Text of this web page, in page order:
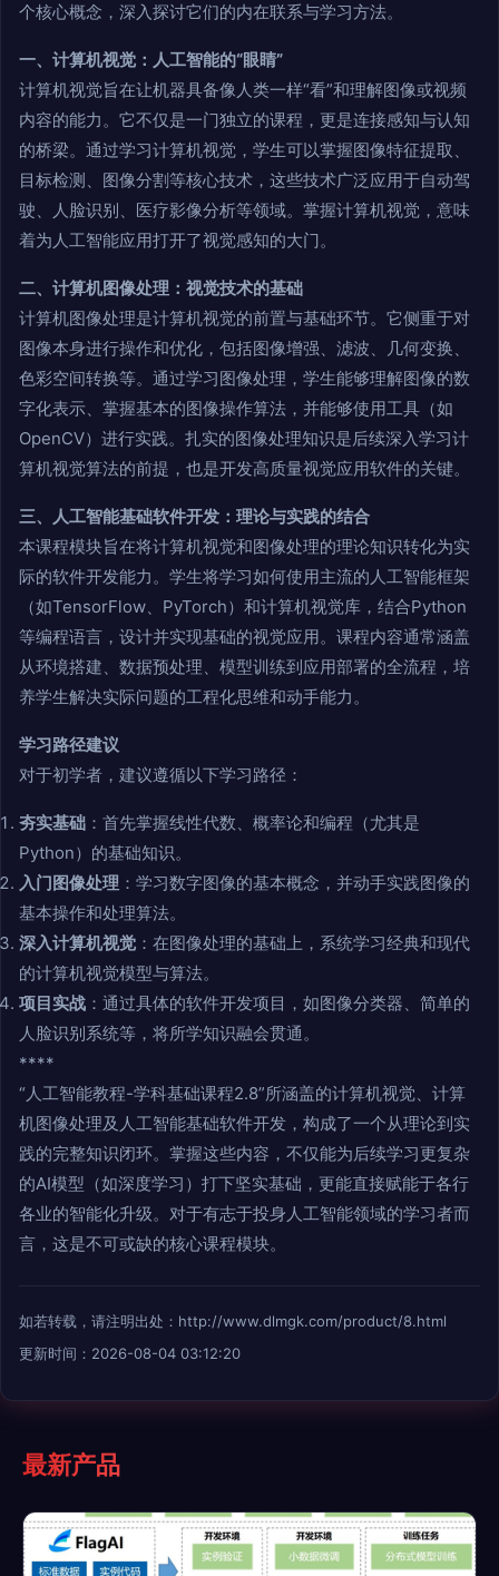
个核心概念，深入探讨它们的内在联系与学习方法。
一、计算机视觉：人工智能的“眼睛”
计算机视觉旨在让机器具备像人类一样“看”和理解图像或视频
内容的能力。它不仅是一门独立的课程，更是连接感知与认知
的桥梁。通过学习计算机视觉，学生可以掌握图像特征提取、
目标检测、图像分割等核心技术，这些技术广泛应用于自动驾
驶、人脸识别、医疗影像分析等领域。掌握计算机视觉，意味
着为人工智能应用打开了视觉感知的大门。
二、计算机图像处理：视觉技术的基础
计算机图像处理是计算机视觉的前置与基础环节。它侧重于对
图像本身进行操作和优化，包括图像增强、滤波、几何变换、
色彩空间转换等。通过学习图像处理，学生能够理解图像的数
字化表示、掌握基本的图像操作算法，并能够使用工具（如
OpenCV）进行实践。扎实的图像处理知识是后续深入学习计
算机视觉算法的前提，也是开发高质量视觉应用软件的关键。
三、人工智能基础软件开发：理论与实践的结合
本课程模块旨在将计算机视觉和图像处理的理论知识转化为实
际的软件开发能力。学生将学习如何使用主流的人工智能框架
（如TensorFlow、PyTorch）和计算机视觉库，结合Python
等编程语言，设计并实现基础的视觉应用。课程内容通常涵盖
从环境搭建、数据预处理、模型训练到应用部署的全流程，培
养学生解决实际问题的工程化思维和动手能力。
学习路径建议
对于初学者，建议遵循以下学习路径：
夯实基础 ：首先掌握线性代数、概率论和编程（尤其是
Python）的基础知识。
入门图像处理 ：学习数字图像的基本概念，并动手实践图像的
基本操作和处理算法。
深入计算机视觉 ：在图像处理的基础上，系统学习经典和现代
的计算机视觉模型与算法。
项目实战 ：通过具体的软件开发项目，如图像分类器、简单的
人脸识别系统等，将所学知识融会贯通。
****
“人工智能教程-学科基础课程2.8”所涵盖的计算机视觉、计算
机图像处理及人工智能基础软件开发，构成了一个从理论到实
践的完整知识闭环。掌握这些内容，不仅能为后续学习更复杂
的AI模型（如深度学习）打下坚实基础，更能直接赋能于各行
各业的智能化升级。对于有志于投身人工智能领域的学习者而
言，这是不可或缺的核心课程模块。
如若转载，请注明出处：http://www.dlmgk.com/product/8.html
更新时间：2026-08-04 03:12:20
最新产品